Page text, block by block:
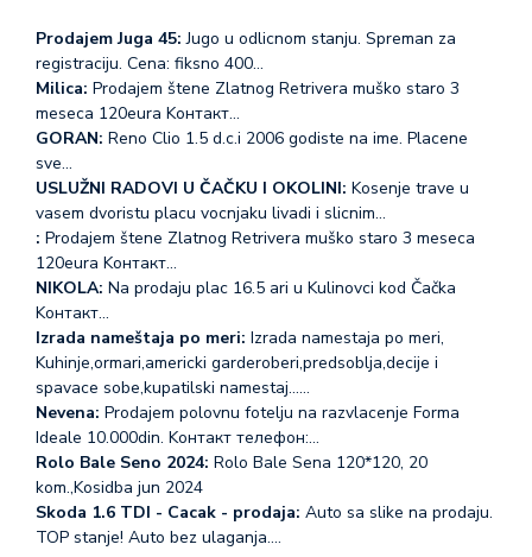
Prodajem Juga 45: Jugo u odlicnom stanju. Spreman za
registraciju. Cena: fiksno 400…
Milica: Prodajem štene Zlatnog Retrivera muško staro 3
meseca 120eura Koнтакт…
GORAN: Reno Clio 1.5 d.c.i 2006 godiste na ime. Placene
sve…
USLUŽNI RADOVI U ČAČKU I OKOLINI: Kosenje trave u
vasem dvoristu placu vocnjaku livadi i slicnim…
: Prodajem štene Zlatnog Retrivera muško staro 3 meseca
120eura Koнтакт…
NIKOLA: Na prodaju plac 16.5 ari u Kulinovci kod Čačka
Koнтакт…
Izrada nameštaja po meri: Izrada namestaja po meri,
Kuhinje,ormari,americki garderoberi,predsoblja,decije i
spavace sobe,kupatilski namestaj...…
Nevena: Prodajem polovnu fotelju na razvlacenje Forma
Ideale 10.000din. Koнтакт телефон:…
Rolo Bale Seno 2024: Rolo Bale Sena 120*120, 20
kom.,Kosidba jun 2024
Skoda 1.6 TDI - Cacak - prodaja: Auto sa slike na prodaju.
TOP stanje! Auto bez ulaganja.…